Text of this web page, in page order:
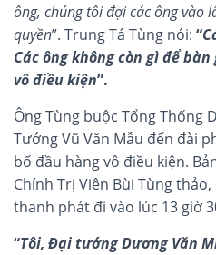
ông, chúng tôi đợi các ông vào
quyền”. Trung Tá Tùng nói: “
Các ông không còn gì để
vô điều kiện”.
Ông Tùng buộc Tổng Thống
Tướng Vũ Văn Mẫu đến đài
bố đầu hàng vô điều kiện.
Chính Trị Viên Bùi Tùng
thanh phát đi vào lúc 13 giờ
“Tôi, Đại tướng Dương Văn